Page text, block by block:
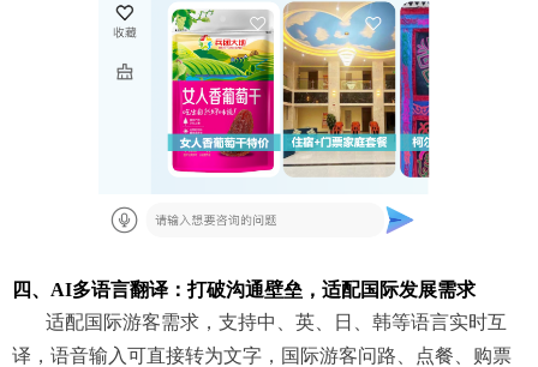
四、AI多语言翻译：打破沟通壁垒，适配国际发展需求
适配国际游客需求，支持中、英、日、韩等语言实时互
译，语音输入可直接转为文字，国际游客问路、点餐、购票